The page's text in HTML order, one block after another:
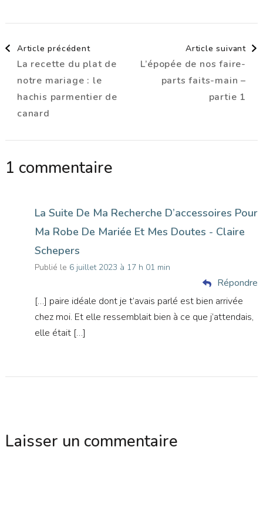
Navigation
d'article
Article précédent
La recette du plat de
notre mariage : le
hachis parmentier de
canard
Article suivant
L’épopée de nos faire-
parts faits-main –
partie 1
1 commentaire
La Suite De Ma Recherche D’accessoires Pour
Ma Robe De Mariée Et Mes Doutes - Claire
Schepers
Publié le 6 juillet 2023 à 17 h 01 min
Répondre
[…] paire idéale dont je t’avais parlé est bien arrivée
chez moi. Et elle ressemblait bien à ce que j’attendais,
elle était […]
Laisser un commentaire